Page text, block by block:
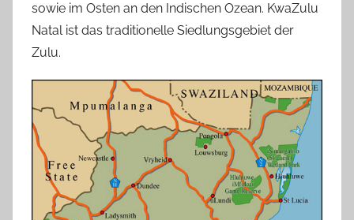
sowie im Osten an den Indischen Ozean. KwaZulu
Natal ist das traditionelle Siedlungsgebiet der
Zulu.